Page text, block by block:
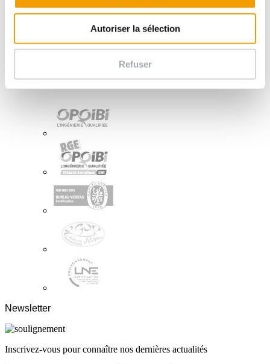
Autoriser la sélection
Refuser
MyGeo
Fondasol Luxembourg
Fondasol Maroc
Newsletter
Je m'inscris
Newsletter
Inscrivez-vous pour connaître nos dernières actualités